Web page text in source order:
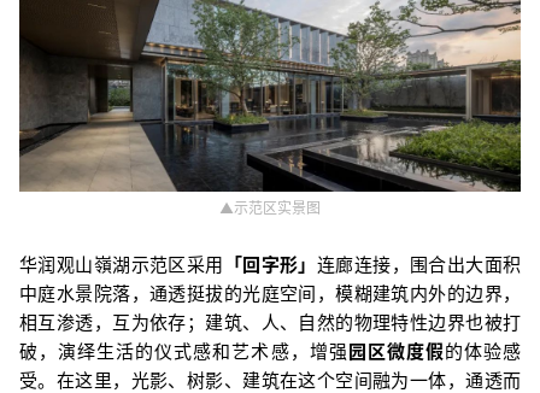
▲示范区实景图
华润观山嶺湖示范区采用 「回字形」 连廊连接，围合出大面积
中庭水景院落，通透挺拔的光庭空间，模糊建筑内外的边界，
相互渗透，互为依存；建筑、人、自然的物理特性边界也被打
破，演绎生活的仪式感和艺术感，增强园区微度假的体验感
受。 在这里，光影、树影、建筑在这个空间融为一体，通透而